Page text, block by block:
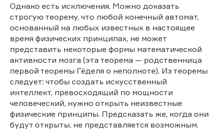
Однако есть исключения. Можно доказать
строгую теорему, что любой конечный автомат,
основанный на любых известных в настоящее
время физических принципах, не может
представить некоторые формы математической
активности мозга (эта теорема — родственница
первой теоремы Гёделя о неполноте). Из теоремы
следует: чтобы создать искусственный
интеллект, превосходящий по мощности
человеческий, нужно открыть неизвестные
физические принципы. Предсказать же, когда они
будут открыты, не представляется возможным.